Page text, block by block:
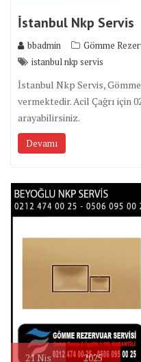
İstanbul Nkp Servis
bbadmin Gömme
istanbul nkp servis
İstanbul Nkp Servis,
vermektedir. Acil Çağrı için
arayabilirsiniz.
Devamı
21Nis 2025